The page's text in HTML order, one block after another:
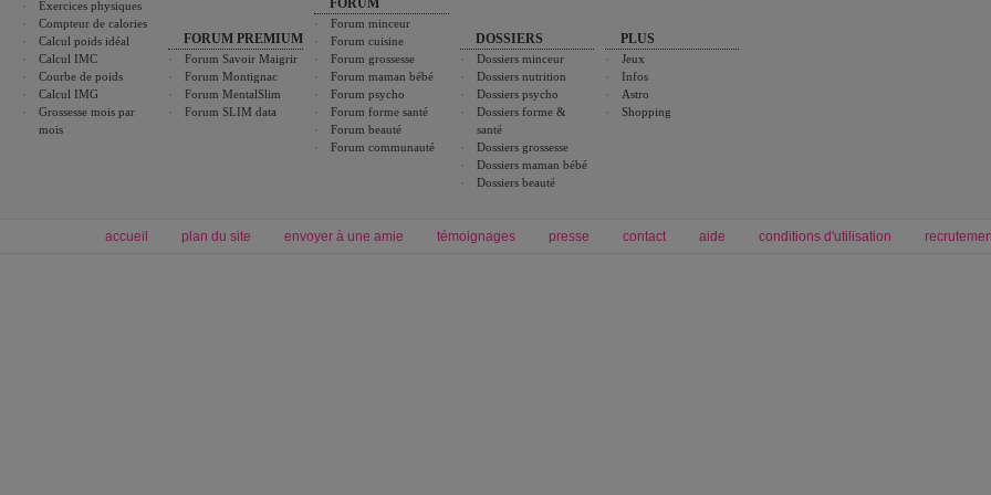
Exercices physiques
Compteur de calories
Calcul poids idéal
Calcul IMC
Courbe de poids
Calcul IMG
Grossesse mois par
mois
FORUM PREMIUM
Forum Savoir Maigrir
Forum Montignac
Forum MentalSlim
Forum SLIM data
FORUM
Forum minceur
Forum cuisine
Forum grossesse
Forum maman bébé
Forum psycho
Forum forme santé
Forum beauté
Forum communauté
DOSSIERS
Dossiers minceur
Dossiers nutrition
Dossiers psycho
Dossiers forme &
santé
Dossiers grossesse
Dossiers maman bébé
Dossiers beauté
PLUS
Jeux
Infos
Astro
Shopping
accueil plan du site envoyer à une amie témoignages presse contact aide conditions d'utilisation